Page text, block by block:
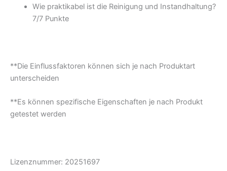
Wie praktikabel ist die Reinigung und Instandhaltung?
7/7 Punkte
**Die Einflussfaktoren können sich je nach Produktart
unterscheiden
**Es können spezifische Eigenschaften je nach Produkt
getestet werden
Lizenznummer: 20251697